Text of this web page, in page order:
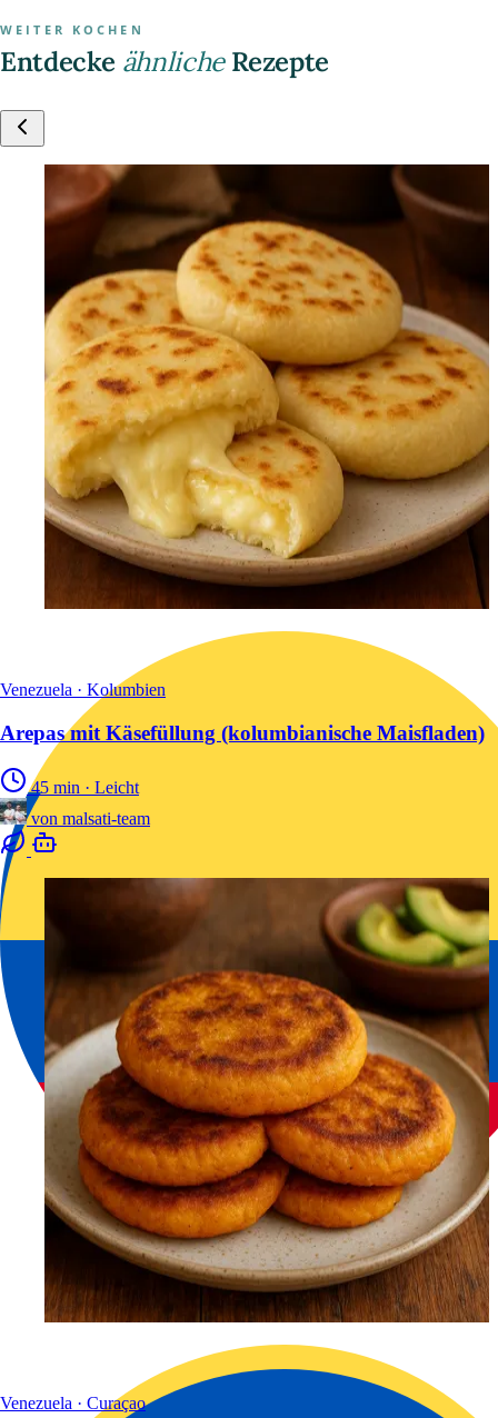
WEITER KOCHEN
Entdecke ähnlicheRezepte
Venezuela · Kolumbien
Arepas mit Käsefüllung (kolumbianische Maisfladen)
45 min · Leicht
von malsati-team
Venezuela · Curaçao